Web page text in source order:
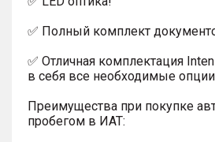
✅ Полный комплект
✅ Отличная комплектация
в себя все необходимые
Преимущества при покупке
пробегом в ИАТ: